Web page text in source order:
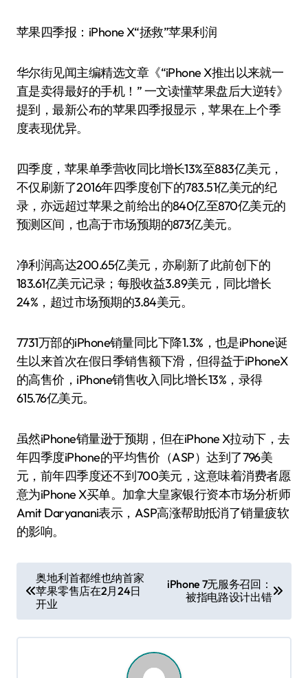
苹果四季报：iPhone X“拯救”苹果利润
华尔街见闻主编精选文章《“iPhone X推出以来就一
直是卖得最好的手机！” 一文读懂苹果盘后大逆转》
提到，最新公布的苹果四季报显示，苹果在上个季
度表现优异。
四季度，苹果单季营收同比增长13%至883亿美元，
不仅刷新了2016年四季度创下的783.51亿美元的纪
录，亦远超过苹果之前给出的840亿至870亿美元的
预测区间，也高于市场预期的873亿美元。
净利润高达200.65亿美元，亦刷新了此前创下的
183.61亿美元记录；每股收益3.89美元，同比增长
24%，超过市场预期的3.84美元。
7731万部的iPhone销量同比下降1.3%，也是iPhone诞
生以来首次在假日季销售额下滑，但得益于iPhoneX
的高售价，iPhone销售收入同比增长13%，录得
615.76亿美元。
虽然iPhone销量逊于预期，但在iPhone X拉动下，去
年四季度iPhone的平均售价（ASP）达到了796美
元，前年四季度还不到700美元，这意味着消费者愿
意为iPhone X买单。加拿大皇家银行资本市场分析师
Amit Daryanani表示，ASP高涨帮助抵消了销量疲软
的影响。
章
导
航
奥地利首都维也纳首家
苹果零售店在2月24日
开业
iPhone 7无服务召回：
被指电路设计出错